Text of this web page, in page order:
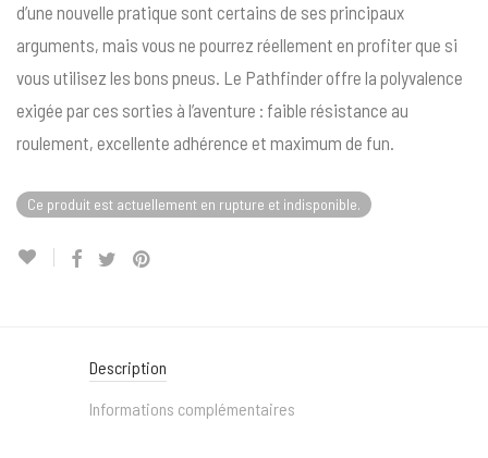
d’une nouvelle pratique sont certains de ses principaux
arguments, mais vous ne pourrez réellement en profiter que si
vous utilisez les bons pneus. Le Pathfinder offre la polyvalence
exigée par ces sorties à l’aventure : faible résistance au
roulement, excellente adhérence et maximum de fun.
Ce produit est actuellement en rupture et indisponible.
Description
Informations complémentaires